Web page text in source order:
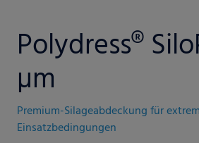
Polydress®
µm
Premium-Silageabdeckung für
Einsatzbedingungen